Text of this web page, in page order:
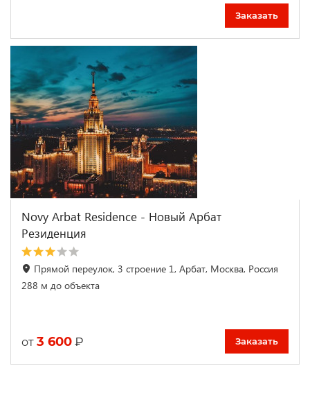
Заказать
Novy Arbat Residence - Новый Арбат
Резиденция
Прямой переулок, 3 строение 1, Арбат, Москва, Россия
288 м до объекта
от 3 600 ₽ Заказать